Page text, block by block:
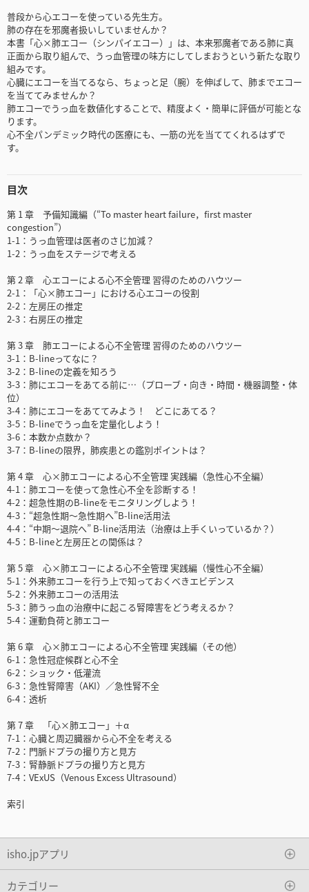
普段から心エコーを使っている先生方。
肺の存在を邪魔者扱いしていませんか？
本書「心×肺エコー（シンパイエコー）」は、本来邪魔者である肺に真
正面から取り組んで、うっ血管理の味方にしてしまおうという新たな取り
組みです。
心臓にエコーを当てるなら、ちょっと足（腕）を伸ばして、肺までエコー
を当ててみませんか？
肺エコーでうっ血を数値化することで、精度よく・簡単に評価が可能とな
ります。
心不全パンデミック時代の医療にも、一筋の光を当ててくれるはずで
す。
目次
第 1 章 予備知識編（“To master heart failure，first master
congestion”）
1-1：うっ血管理は医者のさじ加減？
1-2：うっ血をステージで考える
第 2 章 心エコーによる心不全管理 習得のためのハウツー
2-1：「心×肺エコー」における心エコーの役割
2-2：左房圧の推定
2-3：右房圧の推定
第 3 章 肺エコーによる心不全管理 習得のためのハウツー
3-1：B-lineってなに？
3-2：B-lineの定義を知ろう
3-3：肺にエコーをあてる前に…（プローブ・向き・時間・機器調整・体
位）
3-4：肺にエコーをあててみよう！ どこにあてる？
3-5：B-lineでうっ血を定量化しよう！
3-6：本数か点数か？
3-7：B-lineの限界，肺疾患との鑑別ポイントは？
第 4 章 心×肺エコーによる心不全管理 実践編（急性心不全編）
4-1：肺エコーを使って急性心不全を診断する！
4-2：超急性期のB-lineをモニタリングしよう！
4-3：“超急性期～急性期へ”B-line活用法
4-4：“中期～退院へ” B-line活用法（治療は上手くいっているか？）
4-5：B-lineと左房圧との関係は？
第 5 章 心×肺エコーによる心不全管理 実践編（慢性心不全編）
5-1：外来肺エコーを行う上で知っておくべきエビデンス
5-2：外来肺エコーの活用法
5-3：肺うっ血の治療中に起こる腎障害をどう考えるか？
5-4：運動負荷と肺エコー
第 6 章 心×肺エコーによる心不全管理 実践編（その他）
6-1：急性冠症候群と心不全
6-2：ショック・低灌流
6-3：急性腎障害（AKI）／急性腎不全
6-4：透析
第 7 章 「心×肺エコー」＋α
7-1：心臓と周辺臓器から心不全を考える
7-2：門脈ドプラの撮り方と見方
7-3：腎静脈ドプラの撮り方と見方
7-4：VExUS（Venous Excess Ultrasound）
索引
isho.jpアプリ
カテゴリー